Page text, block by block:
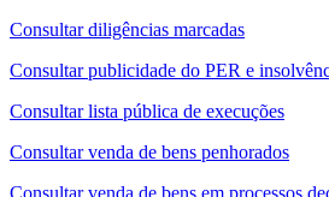
Consultar diligências marcadas
Consultar publicidade do PER e
Consultar lista pública de execuções
Consultar venda de bens penhorados
Consultar venda de bens em processos